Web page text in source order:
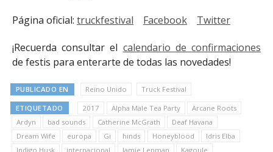
Página oficial: truckfestival Facebook Twitter
¡Recuerda consultar el calendario de confirmaciones
de festis para enterarte de todas las novedades!
PUBLICADO EN Reino Unido Truck Festival
ETIQUETADO 2017 Alpha Male Tea Party
Arcane Roots
Ardyn
bad sounds Catherine McGrath
Deaf Havana
Dream Wife
europa Gi hinds Honeyblood
Idris Elba
Indigo Husk
internacional Jamie Lenman Kagoule